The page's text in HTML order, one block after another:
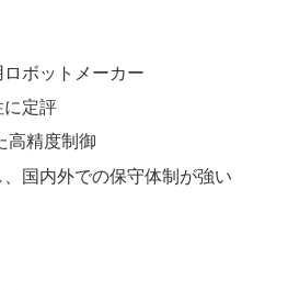
ボットメーカー
に定評
高精度制御
国内外での保守体制が強い